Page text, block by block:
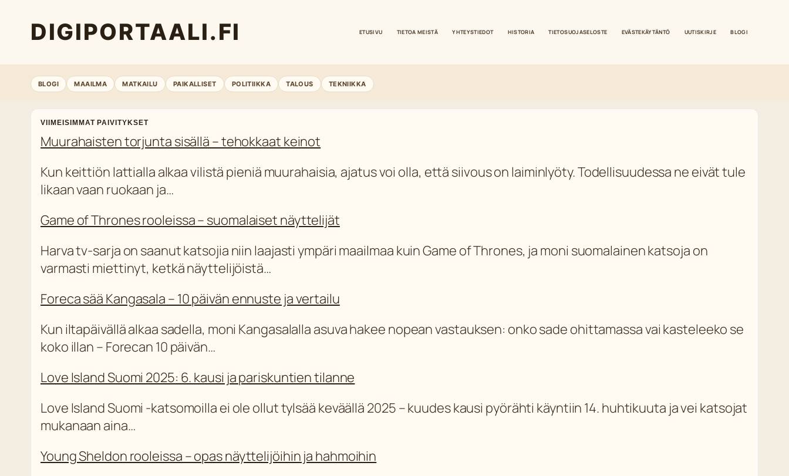
DIGIPORTAALI.FI ETUSIVU TIETOA MEISTÄ YHTEYSTIEDOT HISTORIA TIETOSUOJASELOSTE EVÄSTEKÄYTÄNTÖ UUTISKIRJE BLOGI
BLOGI MAAILMA MATKAILU PAIKALLISET POLITIIKKA TALOUS TEKNIIKKA
VIIMEISIMMAT PAIVITYKSET
Muurahaisten torjunta sisällä – tehokkaat keinot
Kun keittiön lattialla alkaa vilistä pieniä muurahaisia, ajatus voi olla, että siivous on laiminlyöty. Todellisuudessa ne eivät tule
likaan vaan ruokaan ja…
Game of Thrones rooleissa – suomalaiset näyttelijät
Harva tv-sarja on saanut katsojia niin laajasti ympäri maailmaa kuin Game of Thrones, ja moni suomalainen katsoja on
varmasti miettinyt, ketkä näyttelijöistä…
Foreca sää Kangasala – 10 päivän ennuste ja vertailu
Kun iltapäivällä alkaa sadella, moni Kangasalalla asuva hakee nopean vastauksen: onko sade ohittamassa vai kasteleeko se
koko illan – Forecan 10 päivän…
Love Island Suomi 2025: 6. kausi ja pariskuntien tilanne
Love Island Suomi -katsomoilla ei ole ollut tylsää keväällä 2025 – kuudes kausi pyörähti käyntiin 14. huhtikuuta ja vei katsojat
mukanaan aina…
Young Sheldon rooleissa – opas näyttelijöihin ja hahmoihin